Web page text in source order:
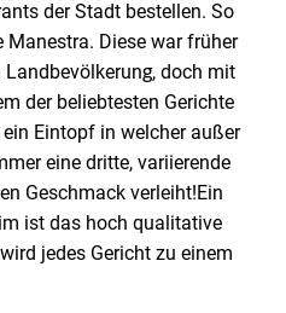
der Stadt bestellen. So
Diese war früher
Landbevölkerung, doch mit
der beliebtesten Gerichte
Eintopf in welcher außer
eine dritte, variierende
Geschmack verleiht!Ein
ist das hoch qualitative
jedes Gericht zu einem